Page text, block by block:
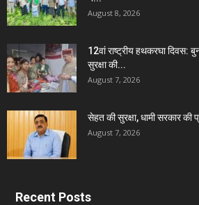
August 8, 2026
12वां राष्ट्रीय हथकरघा दिवस:
सुरक्षा की...
August 7, 2026
सेहत की सुरक्षा, धामी सरकार की
August 7, 2026
Recent Posts